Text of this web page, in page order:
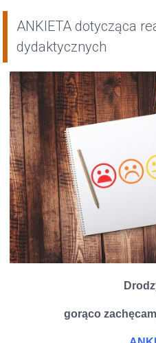
ANKIETA dotycząca
dydaktycznych
gorąco